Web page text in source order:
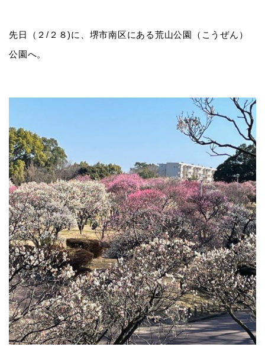
先日（２/２８)に、堺市南区にある荒山公園（こうぜん）
公園へ。